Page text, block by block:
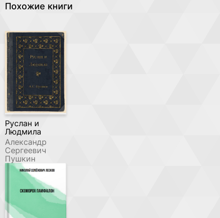
Похожие книги
Руслан и
Людмила
Александр
Сергеевич
Пушкин